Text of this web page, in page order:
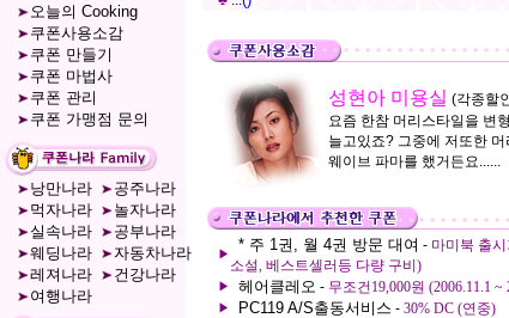
오늘의 Cooking
쿠폰사용소감
쿠폰 만들기
쿠폰 마법사
쿠폰 관리
쿠폰 가맹점 문의
낭만나라
공주나라
먹자나라
놀자나라
실속나라
공부나라
웨딩나라
자동차나라
레져나라
건강나라
여행나라
성현아 미용실 (각종할
요즘 한참 머리스타일을 변
늘고있죠? 그중에 저또한
웨이브 파마를 했거든요......
▶
* 주 1권, 월 4권 방문 대여 - 마미북 출
소설, 베스트셀러등 다량 구비)
▶ 헤어클레오 - 무조건19,000원 (2006.11.1 ~
▶ PC119 A/S출동서비스 - 30% DC (연중)